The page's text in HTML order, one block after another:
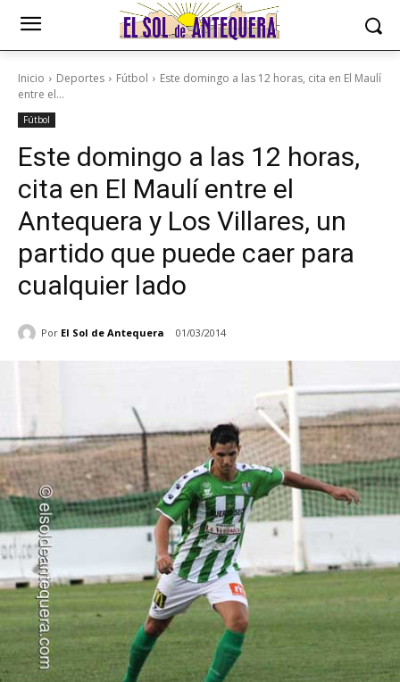
Inicio Deportes Fútbol
Este domingo a las 12 horas, cita en El Maulí
entre el...
Fútbol
Este domingo a las 12 horas,
cita en El Maulí entre el
Antequera y Los Villares, un
partido que puede caer para
cualquier lado
Por El Sol de Antequera 01/03/2014